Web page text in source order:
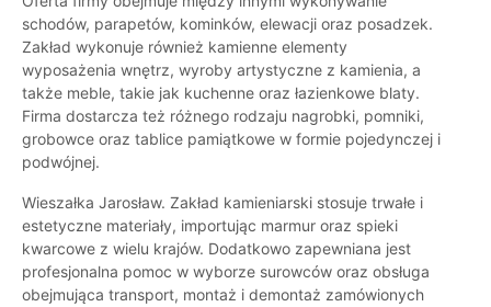
schodów, parapetów, kominków, elewacji oraz posadzek.
Zakład wykonuje również kamienne elementy
wyposażenia wnętrz, wyroby artystyczne z kamienia, a
także meble, takie jak kuchenne oraz łazienkowe blaty.
Firma dostarcza też różnego rodzaju nagrobki, pomniki,
grobowce oraz tablice pamiątkowe w formie pojedynczej i
podwójnej.
Wieszałka Jarosław. Zakład kamieniarski stosuje trwałe i
estetyczne materiały, importując marmur oraz spieki
kwarcowe z wielu krajów. Dodatkowo zapewniana jest
profesjonalna pomoc w wyborze surowców oraz obsługa
obejmująca transport, montaż i demontaż zamówionych